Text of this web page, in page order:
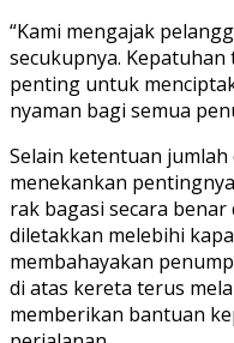
“Kami mengajak
secukupnya.
penting untuk
nyaman bagi semua
Selain ketentuan
menekankan
rak bagasi secara
diletakkan melebihi
membahayakan
di atas kereta terus
memberikan bantuan